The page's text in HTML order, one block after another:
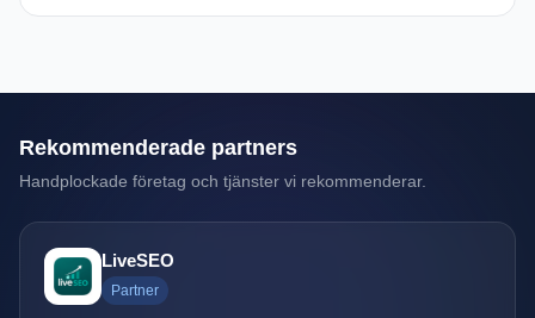
Rekommenderade partners
Handplockade företag och tjänster vi rekommenderar.
LiveSEO
Partner